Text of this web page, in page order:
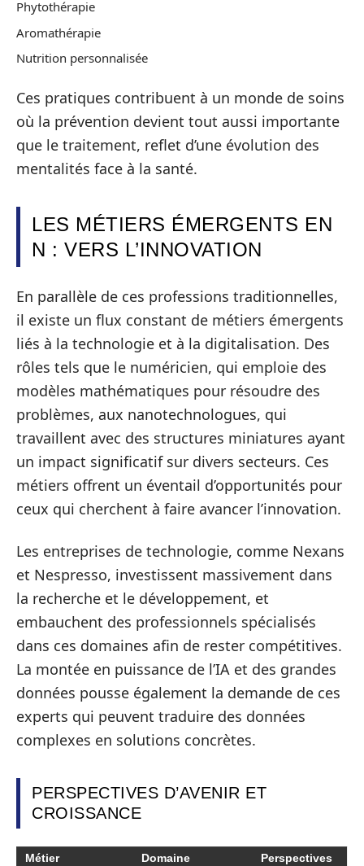
Phytothérapie
Aromathérapie
Nutrition personnalisée
Ces pratiques contribuent à un monde de soins
où la prévention devient tout aussi importante
que le traitement, reflet d’une évolution des
mentalités face à la santé.
LES MÉTIERS ÉMERGENTS EN
N : VERS L’INNOVATION
En parallèle de ces professions traditionnelles,
il existe un flux constant de métiers émergents
liés à la technologie et à la digitalisation. Des
rôles tels que le numéricien, qui emploie des
modèles mathématiques pour résoudre des
problèmes, aux nanotechnologues, qui
travaillent avec des structures miniatures ayant
un impact significatif sur divers secteurs. Ces
métiers offrent un éventail d’opportunités pour
ceux qui cherchent à faire avancer l’innovation.
Les entreprises de technologie, comme Nexans
et Nespresso, investissent massivement dans
la recherche et le développement, et
embauchent des professionnels spécialisés
dans ces domaines afin de rester compétitives.
La montée en puissance de l’IA et des grandes
données pousse également la demande de ces
experts qui peuvent traduire des données
complexes en solutions concrètes.
PERSPECTIVES D’AVENIR ET
CROISSANCE
Métier Domaine
Perspectives